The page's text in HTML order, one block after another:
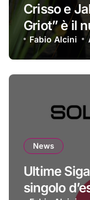
Crisso e
Griot” è il
Fabio Alcini
News
Ultime
singolo